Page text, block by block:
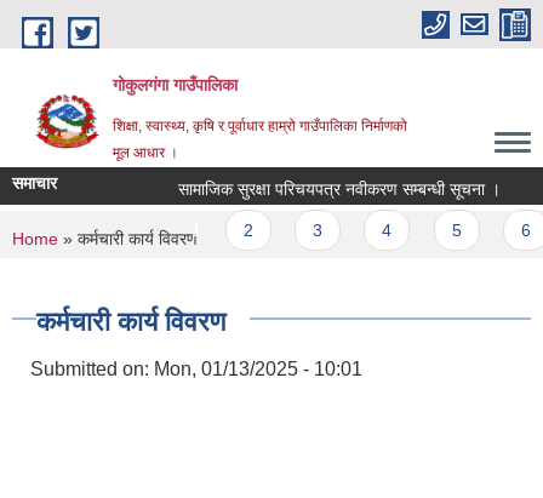
Skip to main content
गोकुलगंगा गाउँपालिका
शिक्षा, स्वास्थ्य, कृषि र पूर्वाधार हाम्रो गाउँपालिका निर्माणको
मूल आधार ।
समाचार सामाजिक सुरक्षा परिचयपत्र नवीकरण सम्बन्धी सूचना ।
Pages
1
You are here
Home » कर्मचारी कार्य विवरण
कर्मचारी कार्य विवरण
Submitted on: Mon, 01/13/2025 - 10:01